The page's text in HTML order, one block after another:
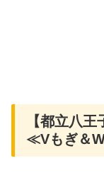
【都立八
≪Vもぎ＆